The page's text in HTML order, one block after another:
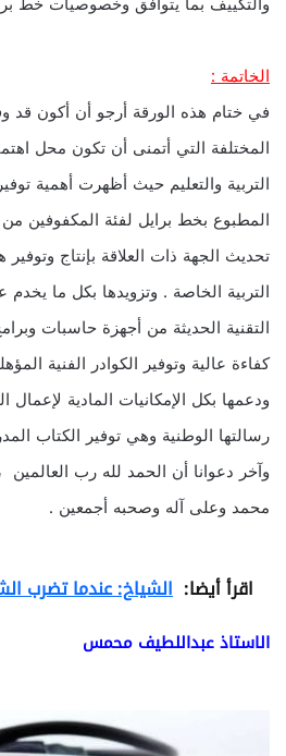
الخاتمة :
في ختام هذه الورقة أرجو أن أكون قد
المختلفة التي أتمنى أن تكون محل
التربية والتعليم حيث أظهرت أهمية
المطبوع بخط برايل لفئة المكفوفين من
تحديث الجهة ذات العلاقة بإنتاج
التربية الخاصة . وتزويدها بكل ما
التقنية الحديثة من أجهزة حاسبات
كفاءة عالية وتوفير الكوادر الفنية
ودعمها بكل الإمكانيات المادية لإعمال
رسالتها الوطنية وهي توفير الكتاب
وآخر دعوانا أن الحمد لله رب العالمين
محمد وعلى آله وصحبه أجمعين .
اقرأ أيضا: الشياخ: عندما تضرب
الاستاذ عبداللطيف محمس